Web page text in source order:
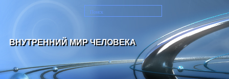
ВНУТРЕННИЙ МИР ЧЕЛОВЕКА